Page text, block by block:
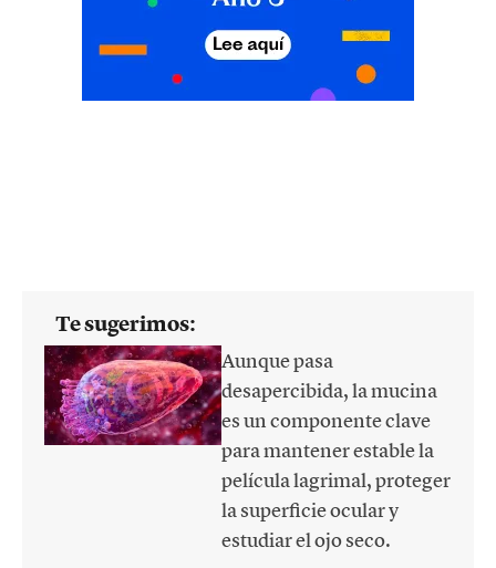
Te sugerimos:
Aunque pasa
desapercibida, la mucina
es un componente clave
para mantener estable la
película lagrimal, proteger
la superficie ocular y
estudiar el ojo seco.